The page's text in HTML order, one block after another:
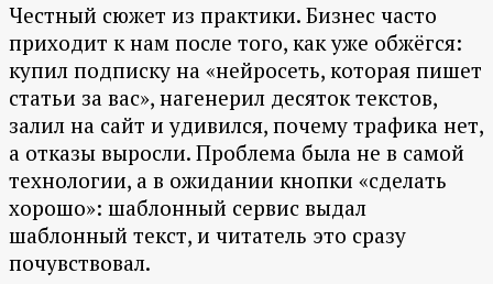
Честный сюжет из практики. Бизнес часто
приходит к нам после того, как уже обжёгся:
купил подписку на «нейросеть, которая пишет
статьи за вас», нагенерил десяток текстов,
залил на сайт и удивился, почему трафика нет,
а отказы выросли. Проблема была не в самой
технологии, а в ожидании кнопки «сделать
хорошо»: шаблонный сервис выдал
шаблонный текст, и читатель это сразу
почувствовал.